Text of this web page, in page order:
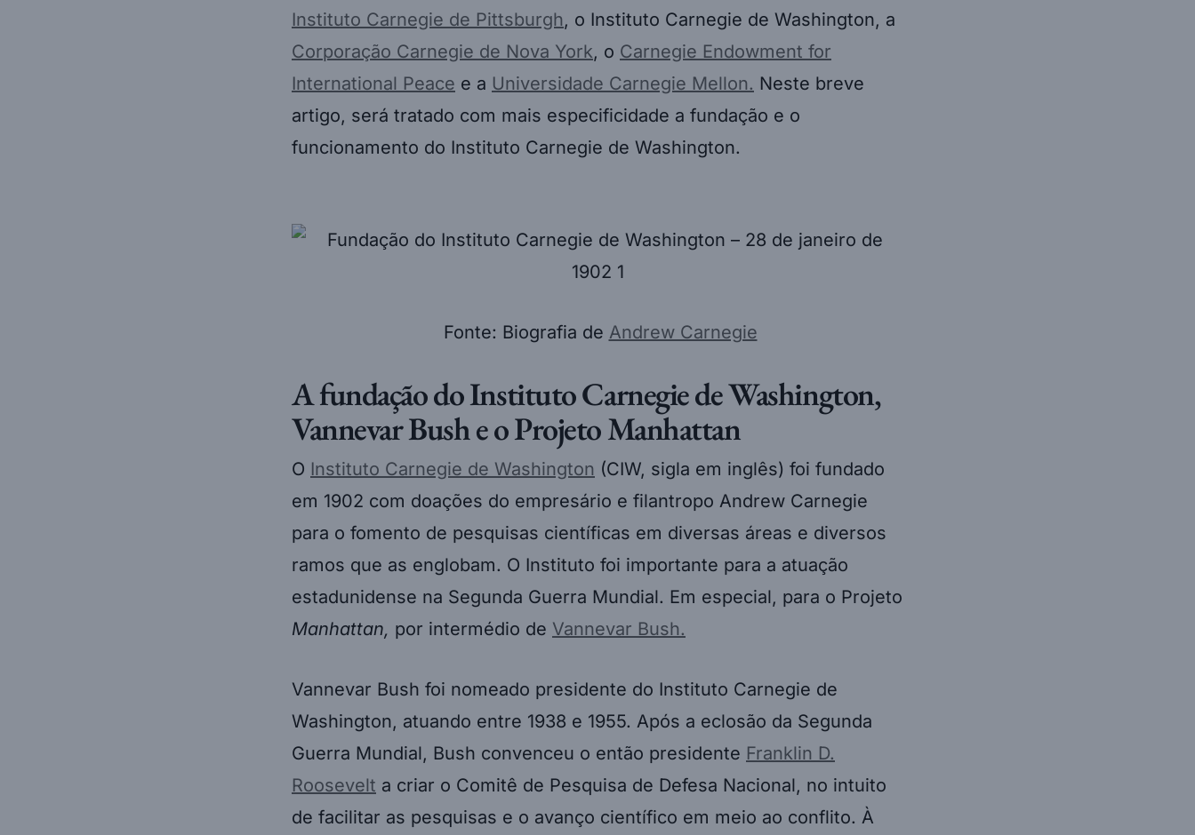
Instituto Carnegie de Pittsburgh
, o Instituto Carnegie de Washington, a
Corporação Carnegie de Nova York , o Carnegie Endowment for
International Peace e a Universidade Carnegie Mellon.
Neste breve
artigo, será tratado com mais especificidade a fundação e o
funcionamento do Instituto Carnegie de Washington.
Fonte: Biografia de Andrew Carnegie
A fundação do Instituto Carnegie de Washington,
Vannevar Bush e o Projeto Manhattan
O Instituto Carnegie de Washington (CIW, sigla em inglês) foi fundado
em 1902 com doações do empresário e filantropo Andrew Carnegie
para o fomento de pesquisas científicas em diversas áreas e diversos
ramos que as englobam. O Instituto foi importante para a atuação
estadunidense na Segunda Guerra Mundial. Em especial, para o Projeto
Manhattan, por intermédio de Vannevar Bush.
Vannevar Bush foi nomeado presidente do Instituto Carnegie de
Washington, atuando entre 1938 e 1955. Após a eclosão da Segunda
Guerra Mundial, Bush convenceu o então presidente Franklin D.
Roosevelt a criar o Comitê de Pesquisa de Defesa Nacional, no intuito
de facilitar as pesquisas e o avanço científico em meio ao conflito. À